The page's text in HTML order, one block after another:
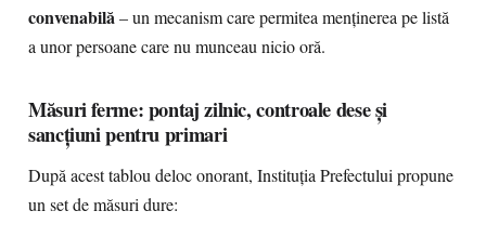
convenabilă– un mecanism care permitea menținerea pe listă
a unor persoane care nu munceau nicio oră.
Măsuri ferme: pontaj zilnic, controale dese și
sancțiuni pentru primari
După acest tablou deloc onorant, Instituția Prefectului propune
un set de măsuri dure: